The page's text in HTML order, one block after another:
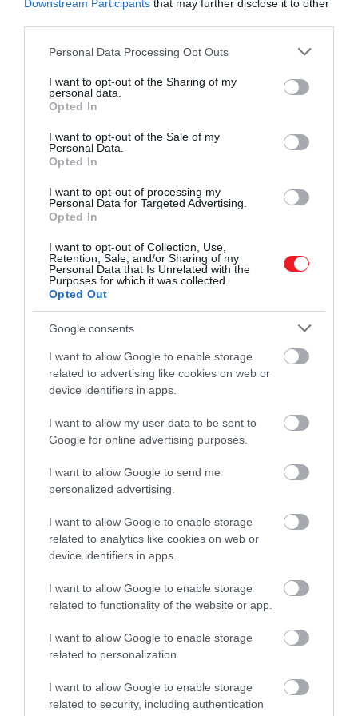
Downstream Participants that may further disclose it to other
Please note that this website/app uses one or more Google
not limited to your visit or usage behaviour. You may click to
grant or deny consent to Google and its third-party tags to
use your data for below specified purposes in below Google
consent section.
Personal Data Processing Opt Outs
I want to opt-out of the Sharing of my
personal data.
Opted In
I want to opt-out of the Sale of my
Personal Data.
Opted In
I want to opt-out of processing my
Personal Data for Targeted Advertising.
Opted In
I want to opt-out of Collection, Use,
Retention, Sale, and/or Sharing of my
Personal Data that Is Unrelated with the
Purposes for which it was collected.
Opted Out
Google consents
I want to allow Google to enable storage
related to advertising like cookies on web or
device identifiers in apps.
I want to allow my user data to be sent to
Google for online advertising purposes.
I want to allow Google to send me
personalized advertising.
I want to allow Google to enable storage
related to analytics like cookies on web or
device identifiers in apps.
I want to allow Google to enable storage
related to functionality of the website or app.
I want to allow Google to enable storage
related to personalization.
I want to allow Google to enable storage
related to security, including authentication
hozzátette, hogy volt egy pillanat, amely nagyon
megdöbbentette őt.
A papír, amelyre a könyvet
volt. A betűtípus ugyanaz
figyelem sokkoló volt.
Teljesen el vagyok ájulva tőle
– tette hozzá Morton.
Meglepő kijelentést tett A
korona egyik főszereplője a sorozattal
kapcsolatban
tanácsadójaként dolgozott, de magához a
forgatókönyvhöz semmi köze nem volt. A
forgatókönyvírók nagyon szorosan tartották a
lapjaikat, és nem vonták be a forgatókönyvírás
folyamatába, csak a tényszerű részleteket akarták
(Marie Claire)
Nyitókép: IMDB
ELIZABETH DEBICKI DIÁNA HERCEGNÉ